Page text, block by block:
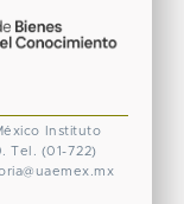
Instituto
Tel. (01-722)